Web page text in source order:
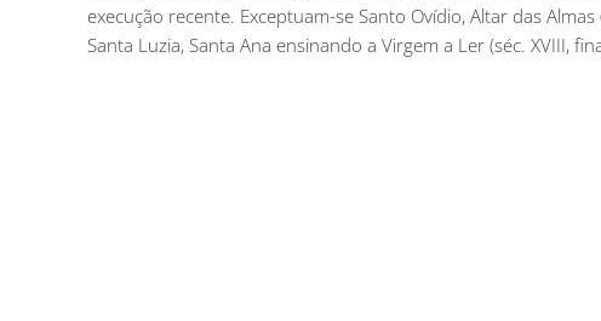
execução recente. Exceptuam-se Santo Ovídio, Altar das Almas
Santa Luzia, Santa Ana ensinando a Virgem a Ler (séc. XVIII,